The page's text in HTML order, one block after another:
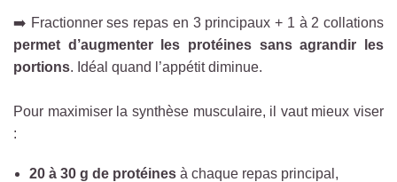
➡️ Fractionner ses repas en 3 principaux + 1 à 2 collations
permet d’augmenter les protéines sans agrandir les
portions. Idéal quand l’appétit diminue.
Pour maximiser la synthèse musculaire, il vaut mieux viser
:
20 à 30 g de protéinesà chaque repas principal,